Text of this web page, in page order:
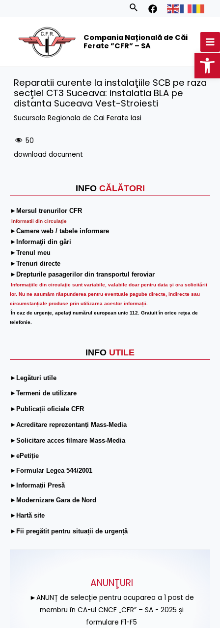
Search
Compania Națională de Căi
Ferate ”CFR” – SA
INFO CĂLĂTORI
►Mersul trenurilor CFR
Informatii din circulaţie
►Camere web / tabele informare
►Informaţii din gări
►Trenul meu
►Trenuri directe
►Drepturile pasagerilor din transportul feroviar
Informaţiile din circulaţie sunt variabile, valabile doar pentru data şi ora solicitării
lor. Nu ne asumăm răspunderea pentru eventuale pagube directe, indirecte sau
circumstanțiale produse prin utilizarea acestor informații.
În caz de urgenţe, apelaţi numărul european unic 112. Gratuit în orice reţea de
telefonie.
INFO UTILE
►Legături utile
►Termeni de utilizare
►Publicații oficiale CFR
►Acreditare reprezentanți Mass-Media
►Solicitare acces filmare Mass-Media
►ePetiție
►Formular Legea 544/2001
►Informații Presă
►Modernizare Gara de Nord
►Hartă site
►Fii pregătit pentru situații de urgență
Reparatii curente la instalaţiile SCB pe raza
secţiei CT3 Suceava: instalatia BLA pe
distanta Suceava Vest-Stroiesti
Sucursala Regionala de Cai Ferate Iasi
50
download document
ANUNŢURI
►ANUNȚ de selecție pentru ocuparea a 1 post de
membru în CA-ul CNCF „CFR” – SA - 2025 și
formulare F1-F5